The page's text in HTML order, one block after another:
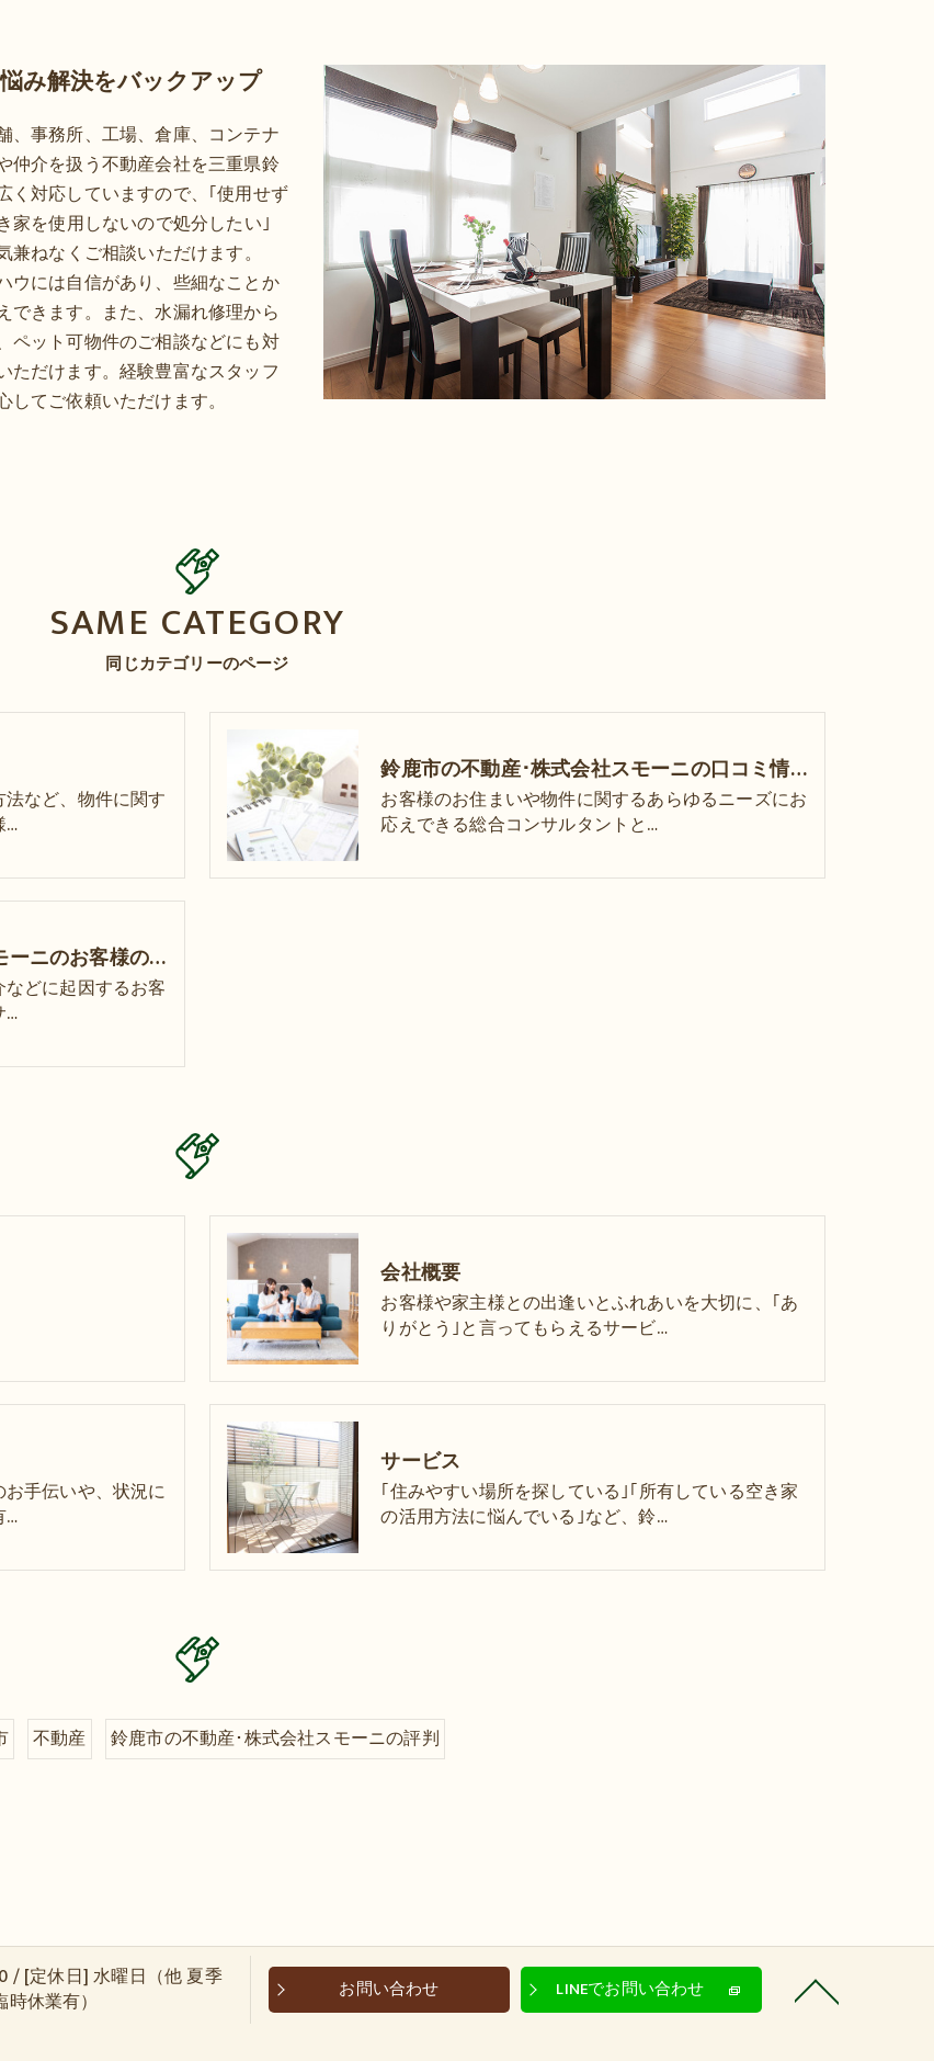
み解決をバックアップ
、事務所、工場、倉庫、コンテナ
仲介を扱う不動産会社を三重県鈴
く対応していますので、｢使用せず
家を使用しないので処分したい｣
ねなくご相談いただけます。
ウには自信があり、些細なことか
できます。また、水漏れ修理から
ペット可物件のご相談などにも対
ただけます。経験豊富なスタッフ
てご依頼いただけます。
同じカテゴリーのページ
SAME CATEGORY
など、物件に関す
…
鈴鹿市の不動産･株式会社スモーニの口コミ情報
お客様のお住まいや物件に関するあらゆるニーズにお
応えできる総合コンサルタントと…
鈴鹿市の不動産･株式会社スモーニのお客様の声
どに起因するお客
…
会社概要
お客様や家主様との出逢いとふれあいを大切に、｢あ
りがとう｣と言ってもらえるサービ…
手伝いや、状況に
…
サービス
｢住みやすい場所を探している｣｢所有している空き家
の活用方法に悩んでいる｣など、鈴…
不動産 鈴鹿市の不動産･株式会社スモーニの評判
/ [定休日] 水曜日（他 夏季
休業有）
お問い合わせ LINEでお問い合わせ